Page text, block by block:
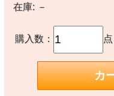
・キーホルダーやカラビナ
New Era®は米国で1920年
ポーツ・ライフスタイルブ
MLB（メジャーリーグベー
プライヤーであり、そのル
在庫: －
購入数： 点